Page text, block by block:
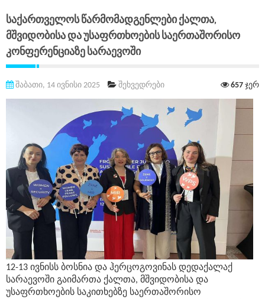
Საქართველოს Წარმომადგენლები Ქალთა,
Მშვიდობისა Და Უსაფრთხოების Საერთაშორისო
Კონფერენციაზე Სარაევოში
შაბათი, 14 ივნისი 2025 შეხვედრები 657 ჯერ
12-13 ივნისს ბოსნია და ჰერცოგოვინას დედაქალაქ
სარაევოში გაიმართა ქალთა, მშვიდობისა და
უსაფრთხოების საკითხებზე საერთაშორისო